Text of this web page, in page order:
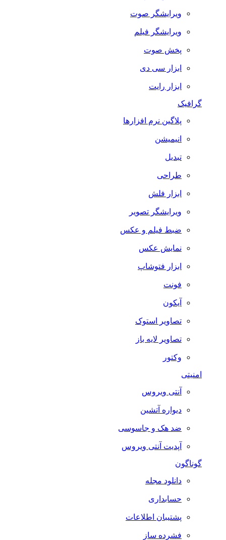
ویرایشگر صوت
ویرایشگر فیلم
پخش صوت
ابزار سی دی
ابزار رایت
گرافیک
پلاگین نرم افزارها
انیمیشن
تبدیل
طراحی
ابزار فلش
ویرایشگر تصویر
ضبط فيلم و عكس
نمایش عکس
ابزار فتوشاپ
فونت
آیکون
تصاویر استوک
تصاویر لایه باز
وکتور
امنیتی
آنتی ویروس
دیواره آتشین
ضد هک و جاسوسی
آپدیت آنتی ویروس
گوناگون
دانلود مجله
حسابداری
پشتیبان اطلاعات
فشرده ساز